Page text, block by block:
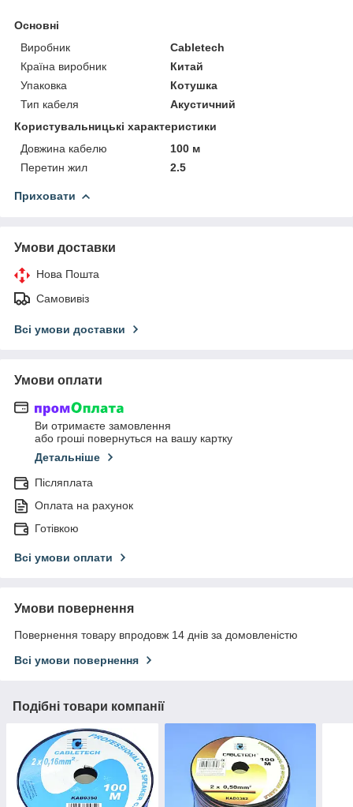
Основні
Виробник
Cabletech
Країна виробник
Китай
Упаковка
Котушка
Тип кабеля
Акустичний
Користувальницькі характеристики
Довжина кабелю
100 м
Перетин жил
2.5
Приховати
Умови доставки
Нова Пошта
Самовивіз
Всі умови доставки
Умови оплати
Ви отримаєте замовлення
або гроші повернуться на вашу картку
Детальніше
Післяплата
Оплата на рахунок
Готівкою
Всі умови оплати
Умови повернення
Повернення товару впродовж 14 днів за домовленістю
Всі умови повернення
Подібні товари компанії